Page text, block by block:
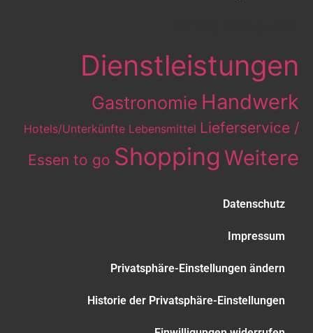
Dienstleistungen
Gastronomie Handwerk
Hotels/Unterkünfte Lebensmittel Lieferservice /
Essen to go Shopping Weitere
Datenschutz
Impressum
Privatsphäre-Einstellungen ändern
Historie der Privatsphäre-Einstellungen